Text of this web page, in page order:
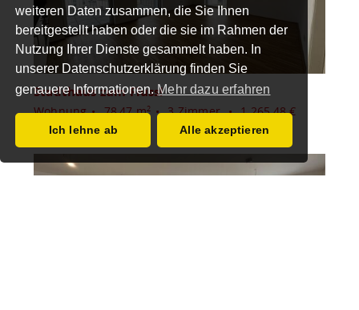
weiteren Daten zusammen, die Sie Ihnen
bereitgestellt haben oder die sie im Rahmen der
Nutzung Ihrer Dienste gesammelt haben. In
unserer Datenschutzerklärung finden Sie
genauere Informationen.Mehr dazu erfahren
Ich lehne ab Alle akzeptieren
Stadthaus zum Fluss!
Wohnung 78,47 m2 3 Zimmer 1.265,48 €